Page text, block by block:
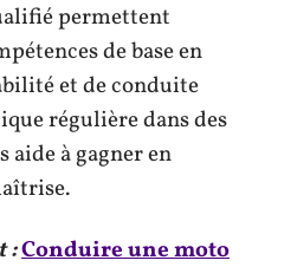
permettent
de base en
et de conduite
régulière dans des
aide à gagner en
:Conduire une moto